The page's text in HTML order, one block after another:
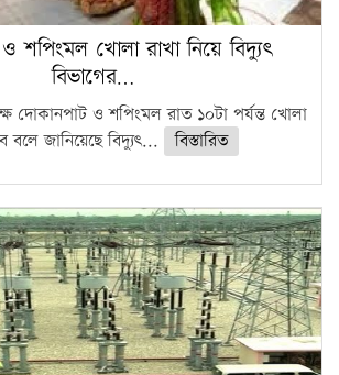
শপিংমল খোলা রাখা নিয়ে বিদ্যুৎ
বিভাগের…
ও শপিংমল রাত ১০টা পর্যন্ত খোলা
বলে জানিয়েছে বিদ্যুৎ...
বিস্তারিত